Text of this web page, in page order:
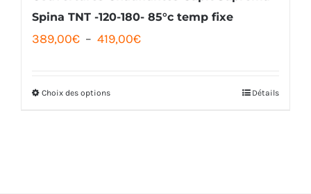
Spina TNT -120-180- 85°c temp fixe
389,00€ 419,00€Plage
Choix des options Ce
Détails